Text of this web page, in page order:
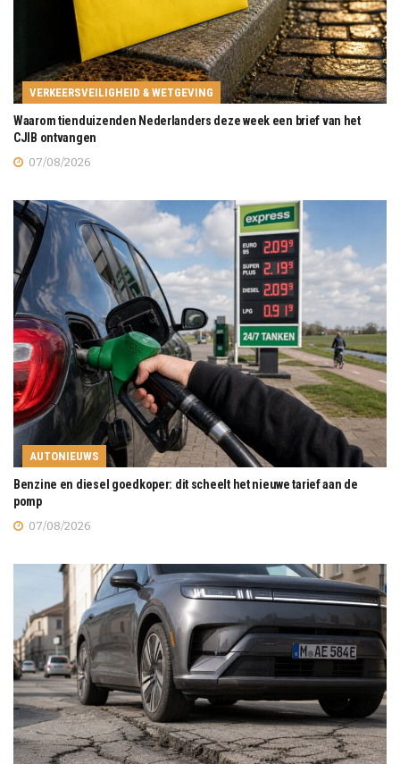
VERKEERSVEILIGHEID & WETGEVING
Waarom tienduizenden Nederlanders deze week een brief van het
CJIB ontvangen
07/08/2026
AUTONIEUWS
Benzine en diesel goedkoper: dit scheelt het nieuwe tarief aan de
pomp
07/08/2026